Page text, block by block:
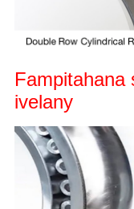
Fampitahana
ivelany